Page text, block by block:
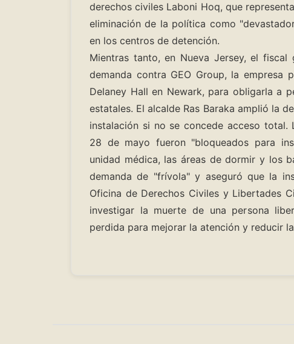
derechos civiles Laboni Hoq, que
eliminación de la política como
en los centros de detención.
Mientras tanto, en Nueva Jersey, el
demanda contra GEO Group, la
Delaney Hall en Newark, para obligarla a
estatales. El alcalde Ras Baraka amplió la
instalación si no se concede acceso
28 de mayo fueron "bloqueados para
unidad médica, las áreas de dormir y los
demanda de "frívola" y aseguró que la
Oficina de Derechos Civiles y Libertades
investigar la muerte de una persona
perdida para mejorar la atención y reducir